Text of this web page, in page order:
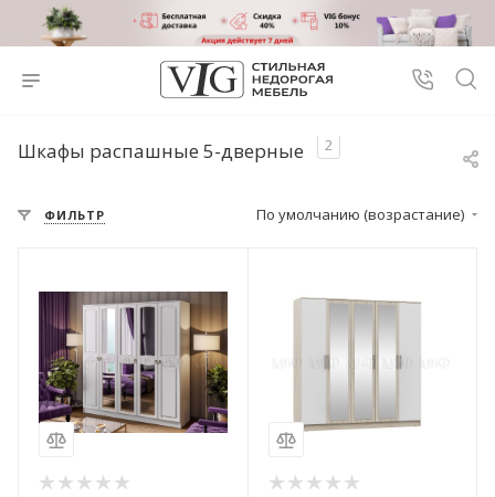
Шкафы распашные 5-дверные 2
ФИЛЬТР По умолчанию (возрастание)